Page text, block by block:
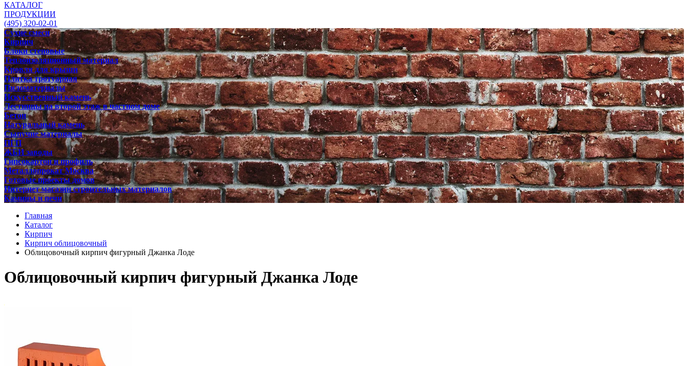
КАТАЛОГ
ПРОДУКЦИИ
(495) 320-02-01
Сухие смеси
Кирпич
Блоки стеновые
Теплоизоляционный материал
Кровля для крыши
Плитка тротуарная
Пиломатериалы
Искусственный камень
Лестницы на второй этаж в частном доме
Бетон
Натуральный камень
Сыпучие материалы
ПГП
ЖБИ заводы
Гипсокартон и профиль
Металлопрокат Москва
Готовые проекты домов
Интернет магазин строительных материалов
Камины и печи
Главная
Каталог
Кирпич
Кирпич облицовочный
Облицовочный кирпич фигурный Джанка Лоде
Облицовочный кирпич фигурный Джанка Лоде